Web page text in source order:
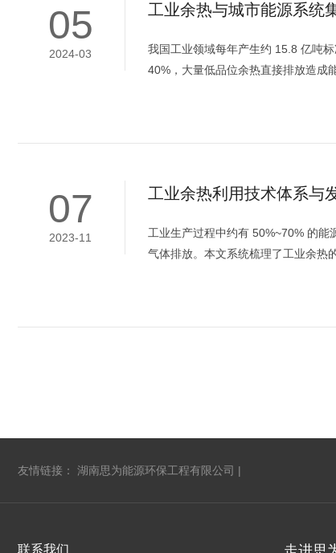
05
2024-03
工业余热与城市能源系统
我国工业领域每年产生约 15.8 亿吨
40%，大量低品位余热直接排放造成
07
2023-11
工业余热利用技术体系与
工业生产过程中约有 50%~70% 的
气体排放。本文系统梳理了工业余热
友情链接： 湖南思为能源环保工程有限公司 |
联系我们